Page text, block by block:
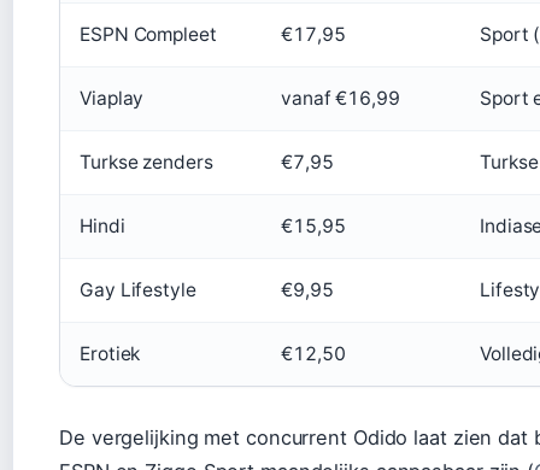
ESPN Compleet €17,95 Sport
Viaplay vanaf €16,99 Sport
Turkse zenders €7,95
Hindi €15,95
Gay Lifestyle €9,95
Erotiek €12,50
De vergelijking met concurrent Odido laat zien dat